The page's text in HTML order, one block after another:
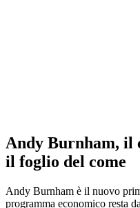
Andy Burnham, il
il foglio del come
Andy Burnham è il nuovo
programma economico resta